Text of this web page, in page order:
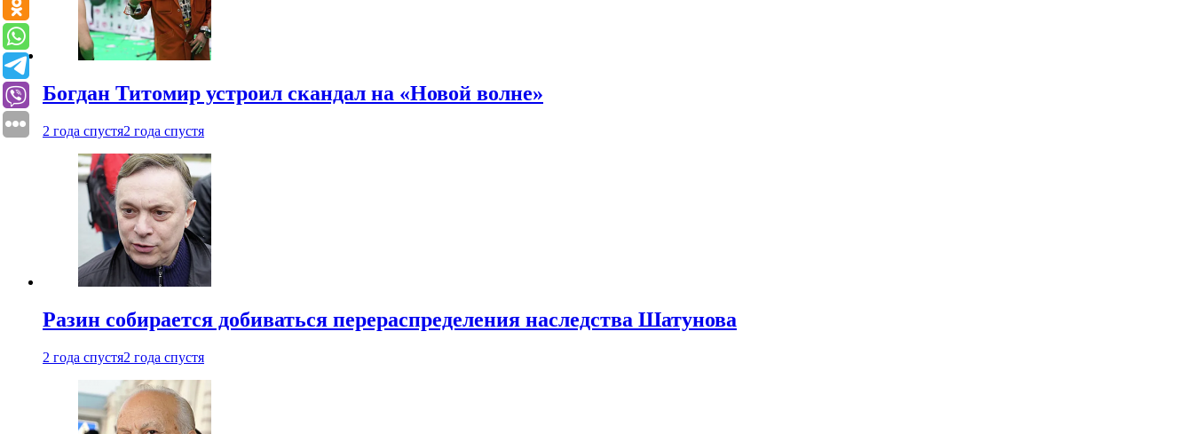
Богдан Титомир устроил скандал на «Новой волне»
2 года спустя2 года спустя
Разин собирается добиваться перераспределения наследства Шатунова
2 года спустя2 года спустя